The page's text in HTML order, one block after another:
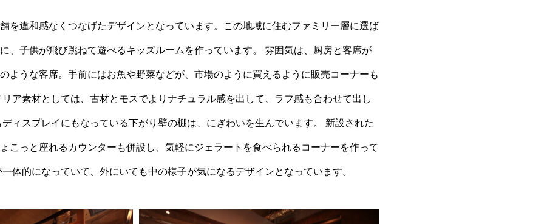
を違和感なくつなげたデザインとなっています。この地域に住むファミリー層に選ば
、子供が飛び跳ねて遊べるキッズルームを作っています。 雰囲気は、厨房と客席が
ような客席。手前にはお魚や野菜などが、市場のように買えるように販売コーナーも
ア素材としては、古材とモスでよりナチュラル感を出して、ラフ感も合わせて出し
ィスプレイにもなっている下がり壁の棚は、にぎわいを生んでいます。 新設された
こっと座れるカウンターも併設し、気軽にジェラートを食べられるコーナーを作って
体的になっていて、外にいても中の様子が気になるデザインとなっています。